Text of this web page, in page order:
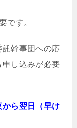
です。
託幹事団への応
申し込みが必要
から翌日（早け